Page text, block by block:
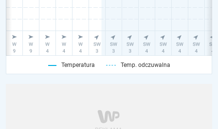
Temperatura Temp. odczuwalna